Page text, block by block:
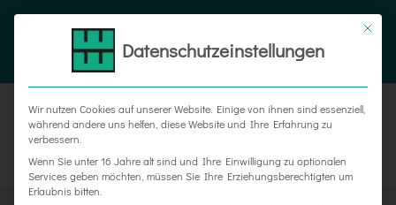
Zum
FacebookInstagram
Xing
Datenschutzeinstellungen
Wir nutzen Cookies auf unserer Website. Einige von ihnen sind essenziell,
während andere uns helfen, diese Website und Ihre Erfahrung zu
verbessern.
Wenn Sie unter 16 Jahre alt sind und Ihre Einwilligung zu optionalen
Services geben möchten, müssen Sie Ihre Erziehungsberechtigten um
Erlaubnis bitten.